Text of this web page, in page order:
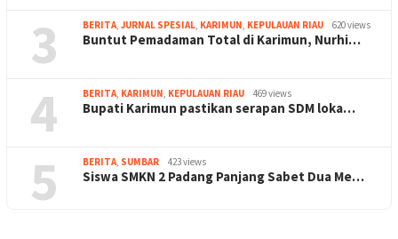
3 BERITA JURNAL SPESIAL KARIMUN KEPULAUAN RIAU 620 views
Buntut Pemadaman Total di Karimun, Nurhi…
4 BERITA KARIMUN KEPULAUAN RIAU 469 views
Bupati Karimun pastikan serapan SDM loka…
5 BERITA SUMBAR 423 views
Siswa SMKN 2 Padang Panjang Sabet Dua Me…